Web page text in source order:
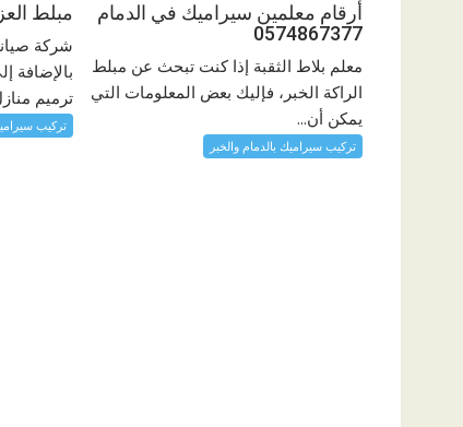
أرقام معلمين سيراميك في الدمام
0574867377
معلم بلاط الثقبة إذا كنت تبحث عن مبلط
الراكة الخبر، فإليك بعض المعلومات التي
يمكن أن...
تركيب سيراميك بالدمام والخبر
مبلط
شركة
بالإضافة
ترميم
تركيب